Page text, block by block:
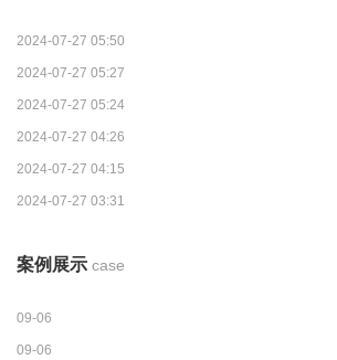
2024-07-27 05:50
2024-07-27 05:27
2024-07-27 05:24
2024-07-27 04:26
2024-07-27 04:15
2024-07-27 03:31
案例展示 case
09-06
09-06